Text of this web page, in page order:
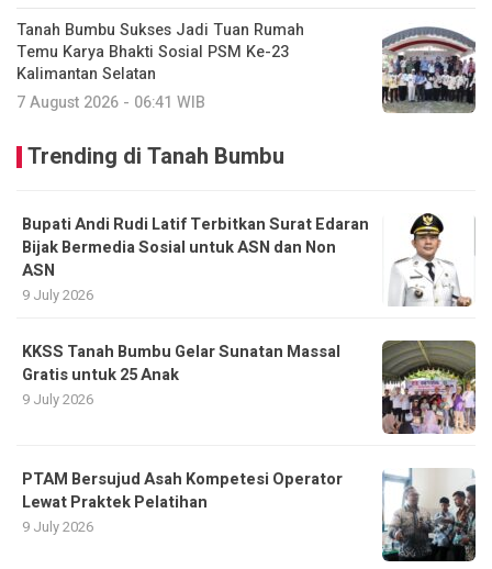
Tanah Bumbu Sukses Jadi Tuan Rumah
Temu Karya Bhakti Sosial PSM Ke-23
Kalimantan Selatan
7 August 2026 - 06:41 WIB
Trending di Tanah Bumbu
Bupati Andi Rudi Latif Terbitkan Surat Edaran
Bijak Bermedia Sosial untuk ASN dan Non
ASN
9 July 2026
KKSS Tanah Bumbu Gelar Sunatan Massal
Gratis untuk 25 Anak
9 July 2026
PTAM Bersujud Asah Kompetesi Operator
Lewat Praktek Pelatihan
9 July 2026